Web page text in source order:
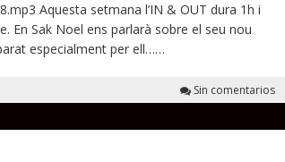
Aquesta setmana l’IN & OUT dura 1h i
En Sak Noel ens parlarà sobre el seu nou
especialment per ell……
Sin comentarios